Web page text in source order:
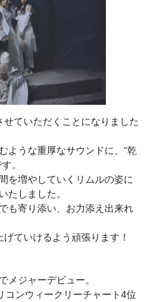
ていただくことになりました
ような重厚なサウンドに、“乾
。
を増やしていくリムルの姿に
たしました。
も寄り添い、お力添え出来れ
ていけるよう頑張ります！
メジャーデビュー。
コンウィークリーチャート4位